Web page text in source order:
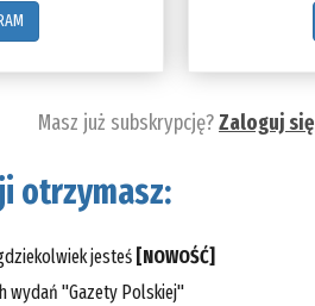
Masz już subskrypcję?Zaloguj się
otrzymasz:
jesteś [NOWOŚĆ]
wydań "Gazety Polskiej"